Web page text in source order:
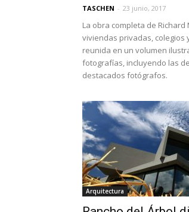
TASCHEN - 23 junio, 2017
La obra completa de Richard
viviendas privadas, colegios
reunida en un volumen
fotografías, incluyendo las
destacados fotógrafos.
Arquitectura